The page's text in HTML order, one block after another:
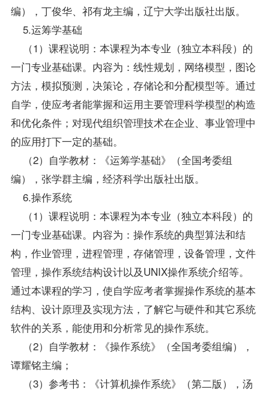
编），丁俊华、祁有龙主编，辽宁大学出版社出版。
5.运筹学基础
（1）课程说明：本课程为本专业（独立本科段）的
一门专业基础课。内容为：线性规划，网络模型，图论
方法，模拟预测，决策论，存储论和分配模型等。通过
自学，使应考者能掌握和运用主要管理科学模型的构造
和优化条件；对现代组织管理技术在企业、事业管理中
的应用打下一定的基础。
（2）自学教材：《运筹学基础》（全国考委组
编），张学群主编，经济科学出版社出版。
6.操作系统
（1）课程说明：本课程为本专业（独立本科段）的
一门专业基础课。内容为：操作系统的典型算法和结
构，作业管理，进程管理，存储管理，设备管理，文件
管理，操作系统结构设计以及UNIX操作系统介绍等。
通过本课程的学习，使自学应考者掌握操作系统的基本
结构、设计原理及实现方法，了解它与硬件和其它系统
软件的关系，能使用和分析常见的操作系统。
（2）自学教材：《操作系统》（全国考委组编），
谭耀铭主编；
（3）参考书：《计算机操作系统》（第二版），汤